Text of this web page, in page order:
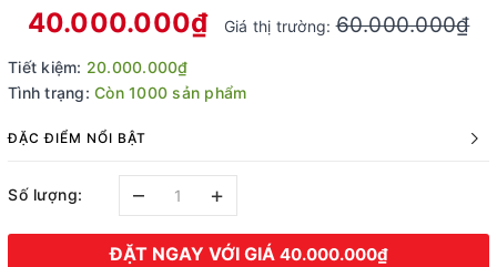
40.000.000₫ Giá thị trường:60.000.000₫
Tiết kiệm: 20.000.000₫
Tình trạng: Còn 1000 sản phẩm
ĐẶC ĐIỂM NỔI BẬT
Số lượng: – +
ĐẶT NGAY VỚI GIÁ 40.000.000₫